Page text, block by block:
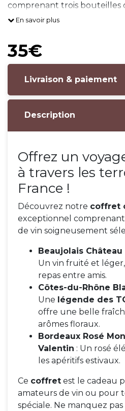
comprenant trois bouteilles
soigneusement sélectionnées
En savoir plus
35€
Livraison & paiement
Description
Offrez un
à travers les
France !
Découvrez notre coffret
exceptionnel
de vin soigneusement
Beaujolais
Un vin fruité et
repas entre amis.
Côtes-du-Rhône
Une légende des
offre une belle
arômes floraux.
Bordeaux Rosé
Valentin : Un rosé
les apéritifs estivaux.
Ce coffret est le cadeau
amateurs de vin ou pour
spéciale. Ne manquez